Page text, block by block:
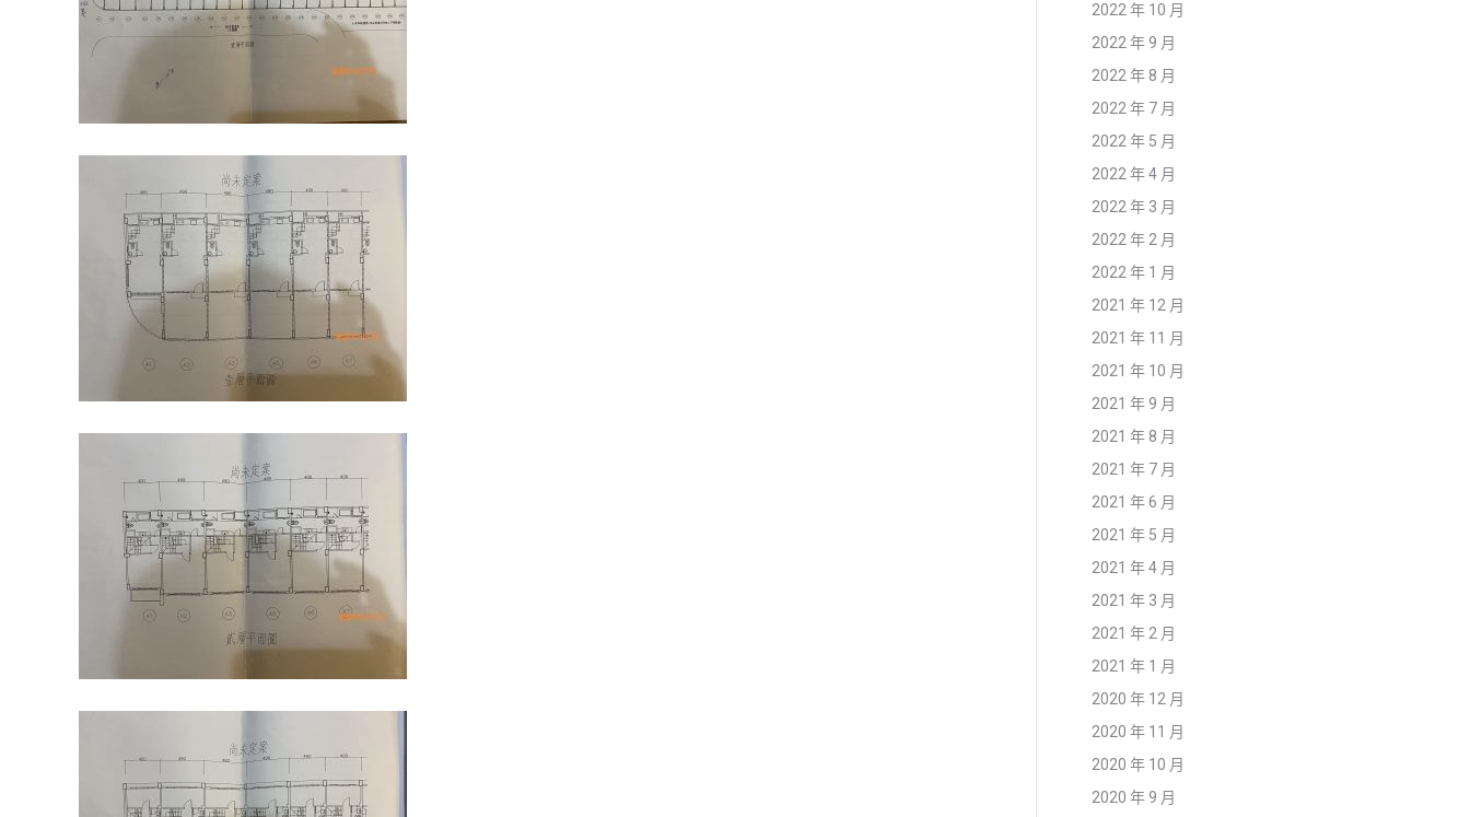
2022 年 10 月
2022 年 9 月
2022 年 8 月
2022 年 7 月
2022 年 5 月
2022 年 4 月
2022 年 3 月
2022 年 2 月
2022 年 1 月
2021 年 12 月
2021 年 11 月
2021 年 10 月
2021 年 9 月
2021 年 8 月
2021 年 7 月
2021 年 6 月
2021 年 5 月
2021 年 4 月
2021 年 3 月
2021 年 2 月
2021 年 1 月
2020 年 12 月
2020 年 11 月
2020 年 10 月
2020 年 9 月